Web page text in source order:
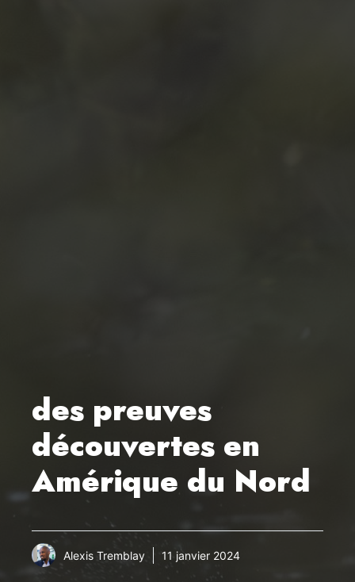
des preuves
découvertes en
Amérique du Nord
Alexis Tremblay 11 janvier 2024